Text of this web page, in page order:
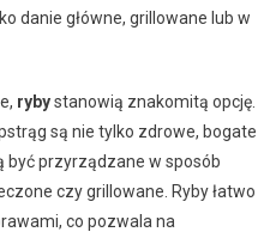
danie główne, grillowane lub w
rybystanowią znakomitą opcję.
są nie tylko zdrowe, bogate
być przyrządzane w sposób
czy grillowane. Ryby łatwo
co pozwala na